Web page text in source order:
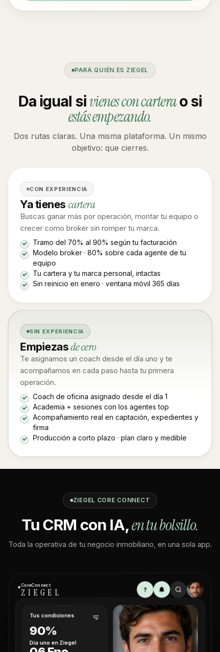
PARA QUIÉN ES ZIEGEL
Da igual sivienes con carterao si
estás empezando.
Dos rutas claras. Una misma plataforma. Un mismo
objetivo: que cierres.
CON EXPERIENCIA
Ya tienescartera
Buscas ganar más por operación, montar tu equipo o
crecer como broker sin romper tu marca.
Tramo del 70% al 90% según tu facturación
Modelo broker · 80% sobre cada agente de tu
equipo
Tu cartera y tu marca personal, intactas
Sin reinicio en enero · ventana móvil 365 días
SIN EXPERIENCIA
Empiezasde cero
Te asignamos un coach desde el día uno y te
acompañamos en cada paso hasta tu primera
operación.
Coach de oficina asignado desde el día 1
Academia + sesiones con los agentes top
Acompañamiento real en captación, expedientes y
firma
Producción a corto plazo · plan claro y medible
ZIEGEL CORE CONNECT
Tu CRM con IA,en tu bolsillo.
Toda la operativa de tu negocio inmobiliario, en una sola app.
✦CoreConnect
ZIEGEL ?
Tus condiciones
90%
Día uno en Ziegel